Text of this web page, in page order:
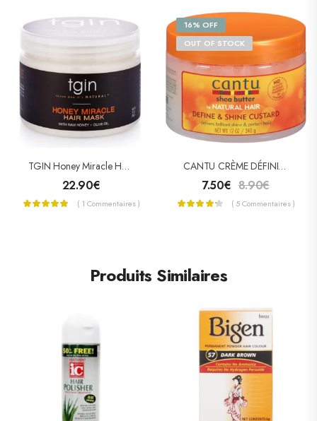
TGIN Honey Miracle Hair Mask (Masque Capillaire Miracle Au Miel)
22.90€
( 1 Commentaires )
16% OFF
OUT OF STOCK
CANTU CRÈME DÉFINITION & BRILLANCE BOUCLES (DEFINE & SHINE CUSTARD)
7.50€ 8.90€
( 5 Commentaires )
Produits Similaires